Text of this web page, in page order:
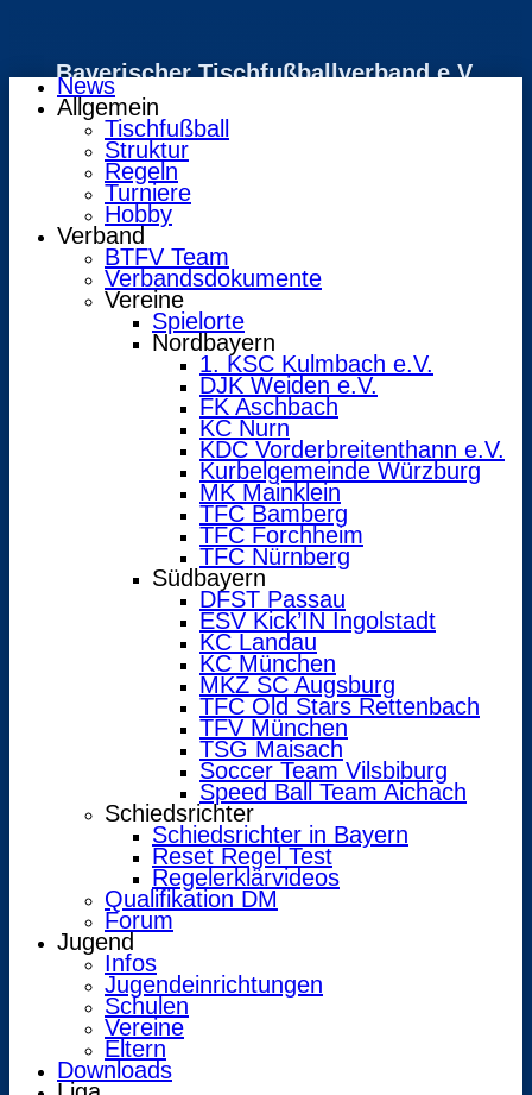
Bayerischer Tischfußballverband e.V.
News
Allgemein
Tischfußball
Struktur
Regeln
Turniere
Hobby
Verband
BTFV Team
Verbandsdokumente
Vereine
Spielorte
Nordbayern
1. KSC Kulmbach e.V.
DJK Weiden e.V.
FK Aschbach
KC Nurn
KDC Vorderbreitenthann e.V.
Kurbelgemeinde Würzburg
MK Mainklein
TFC Bamberg
TFC Forchheim
TFC Nürnberg
Südbayern
DFST Passau
ESV Kick’IN Ingolstadt
KC Landau
KC München
MKZ SC Augsburg
TFC Old Stars Rettenbach
TFV München
TSG Maisach
Soccer Team Vilsbiburg
Speed Ball Team Aichach
Schiedsrichter
Schiedsrichter in Bayern
Reset Regel Test
Regelerklärvideos
Qualifikation DM
Forum
Jugend
Infos
Jugendeinrichtungen
Schulen
Vereine
Eltern
Downloads